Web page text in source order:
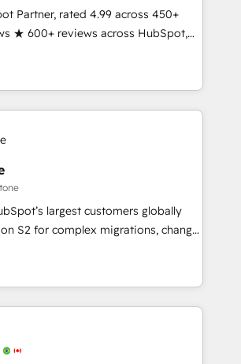
Partner, rated 4.99 across 450+
★ 600+ reviews across HubSpot,
in-house HubSpot-certified
implementations across 25+
first, RevOps-led, onboarding-
revenue engine. We onboard your
data, and build AI-powered
drive adoption from week one, in
in
built around your business,
➤ Migration: Move from any legacy
full data integrity. ➤
Configure HubSpot to run your
Sales, marketing, and service wired
Monthly tune-ups, feature
Buying HubSpot,
largest customers globally
S2 for complex migrations, change
integration, and creative
measurable impact and
As one of the few full-
agencies in the HubSpot
to build scalable, globally